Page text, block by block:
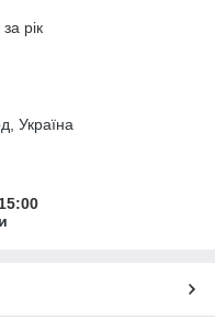
рік
Україна